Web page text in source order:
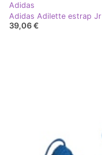
Adidas
Adidas Adilette estrap
39,06 €